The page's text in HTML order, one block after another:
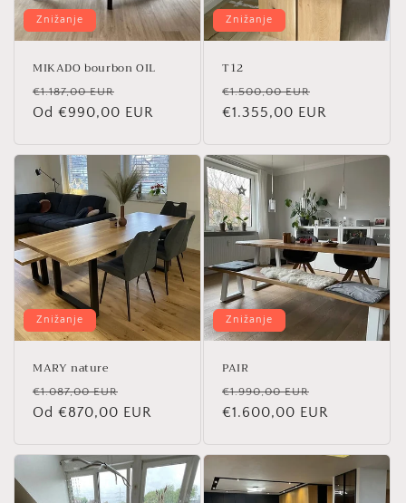
Znižanje
MIKADO bourbon OIL
Redna
cena
€1.187,00 EUR
cena
Od €990,00 EUR
Znižanje
T12
Redna
cena
€1.500,00 EUR
cena
€1.355,00 EUR
Znižanje
MARY nature
Redna
cena
€1.087,00 EUR
cena
Od €870,00 EUR
Znižanje
PAIR
Redna
cena
€1.990,00 EUR
cena
€1.600,00 EUR